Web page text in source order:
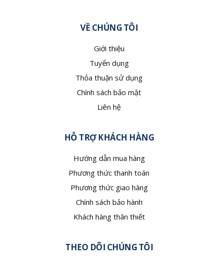
VỀ CHÚNG TÔI
Giới thiệu
Tuyển dụng
Thỏa thuận sử dụng
Chính sách bảo mật
Liên hệ
HỖ TRỢ KHÁCH HÀNG
Hướng dẫn mua hàng
Phương thức thanh toán
Phương thức giao hàng
Chính sách bảo hành
Khách hàng thân thiết
THEO DÕI CHÚNG TÔI